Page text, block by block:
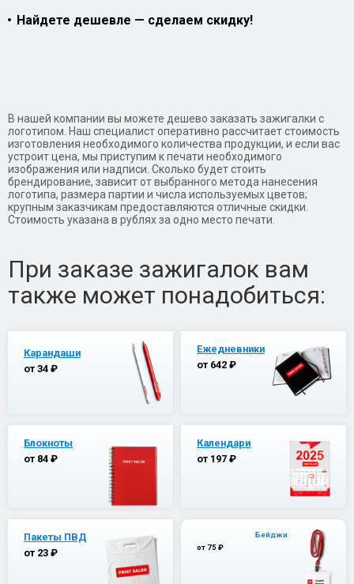
Найдете дешевле — сделаем скидку!
В нашей компании вы можете дешево заказать зажигалки с
логотипом. Наш специалист оперативно рассчитает стоимость
изготовления необходимого количества продукции, и если вас
устроит цена, мы приступим к печати необходимого
изображения или надписи. Сколько будет стоить
брендирование, зависит от выбранного метода нанесения
логотипа, размера партии и числа используемых цветов;
крупным заказчикам предоставляются отличные скидки.
Стоимость указана в рублях за одно место печати.
При заказе зажигалок вам
также может понадобиться:
Карандаши
от 34 ₽
Ежедневники
от 642 ₽
Блокноты
от 84 ₽
Календари
от 197 ₽
Пакеты ПВД
от 23 ₽
Бейджи
от 75 ₽